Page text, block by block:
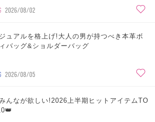
2026/08/02
ュアルを格上げ!大人の男が持つべき本革ボ
バッグ&ショルダーバッグ
2026/08/05
んなが欲しい!2026上半期ヒットアイテムTO